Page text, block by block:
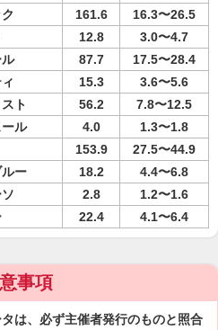
161.6
16.3〜26.5
12.8
3.0〜4.7
87.7
17.5〜28.4
15.3
3.6〜5.6
ト 56.2
7.8〜12.5
ル 4.0
1.3〜1.8
153.9
27.5〜44.9
ー 18.2
4.4〜6.8
2.8
1.2〜1.6
22.4 4.1〜6.4
事項
は、必ず主催者発行のものと照合